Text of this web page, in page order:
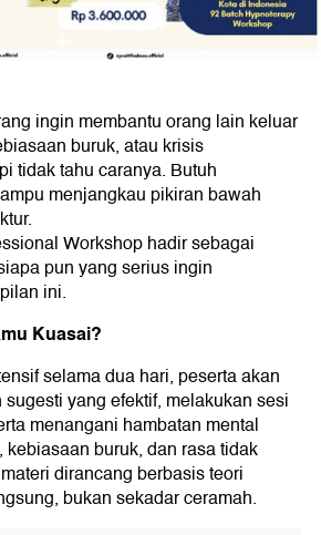
ingin membantu orang lain keluar
buruk, atau krisis
tidak tahu caranya. Butuh
menjangkau pikiran bawah
Workshop hadir sebagai
pun yang serius ingin
ini.
Kuasai?
selama dua hari, peserta akan
yang efektif, melakukan sesi
menangani hambatan mental
buruk, dan rasa tidak
dirancang berbasis teori
bukan sekadar ceramah.